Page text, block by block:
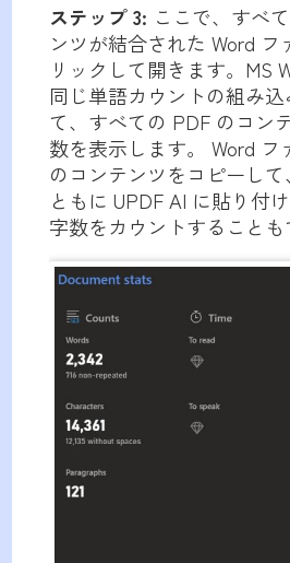
ステップ 3: ここで、すべ
ンツが結合された Word フ
リックして開きます。MS
同じ単語カウントの組み
て、すべての PDF のコン
数を表示します。 Word フ
のコンテンツをコピーし
ともに UPDF AI に貼り付
字数をカウントすることも